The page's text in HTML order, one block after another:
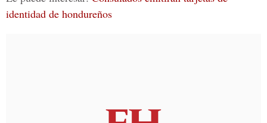
identidad de hondureños